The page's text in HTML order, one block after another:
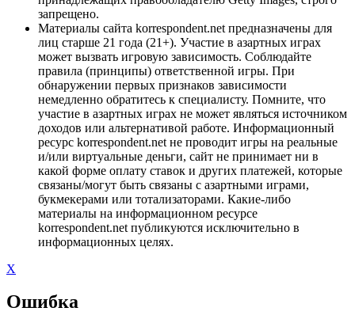
запрещено.
Материалы сайта korrespondent.net предназначены для
лиц старше 21 года (21+). Участие в азартных играх
может вызвать игровую зависимость. Соблюдайте
правила (принципы) ответственной игры. При
обнаружении первых признаков зависимости
немедленно обратитесь к специалисту. Помните, что
участие в азартных играх не может являться источником
доходов или альтернативой работе. Информационный
ресурс korrespondent.net не проводит игры на реальные
и/или виртуальные деньги, сайт не принимает ни в
какой форме оплату ставок и других платежей, которые
связаны/могут быть связаны с азартными играми,
букмекерами или тотализаторами. Какие-либо
материалы на информационном ресурсе
korrespondent.net публикуются исключительно в
информационных целях.
X
Ошибка